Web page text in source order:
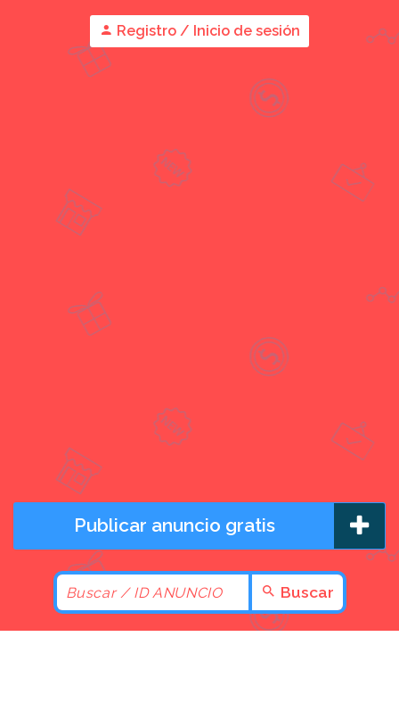
Registro / Inicio de sesión
Publicar anuncio gratis
Buscar